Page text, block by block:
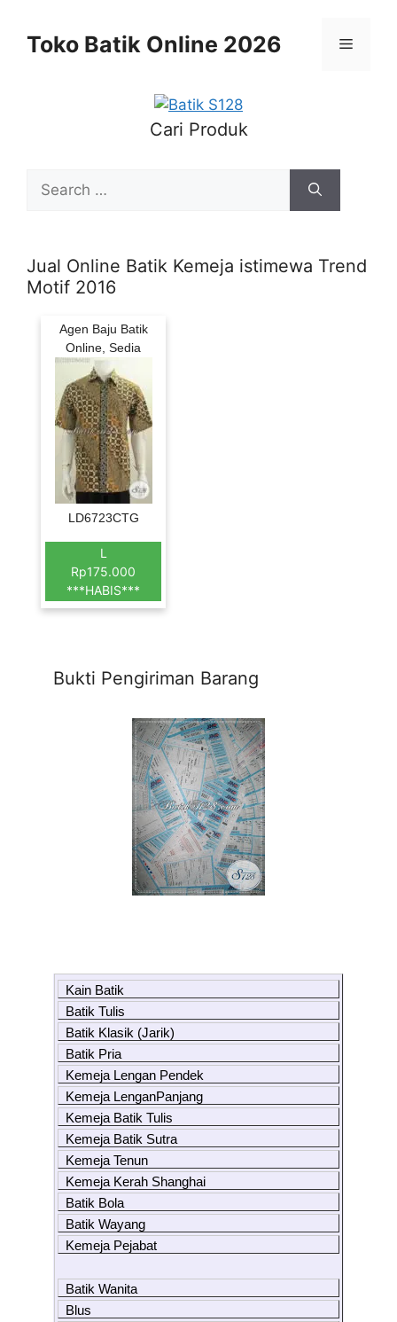
contentToko Batik Online 2026 Menu
Cari Produk
for:
Jual Online Batik Kemeja istimewa Trend
Motif 2016
Agen Baju Batik
Online, Sedia
LD6723CTG
L
Rp175.000
***HABIS***
Bukti Pengiriman Barang
Kain Batik
Batik Tulis
Batik Klasik (Jarik)
Batik Pria
Kemeja Lengan Pendek
Kemeja LenganPanjang
Kemeja Batik Tulis
Kemeja Batik Sutra
Kemeja Tenun
Kemeja Kerah Shanghai
Batik Bola
Batik Wayang
Kemeja Pejabat
Batik Wanita
Blus